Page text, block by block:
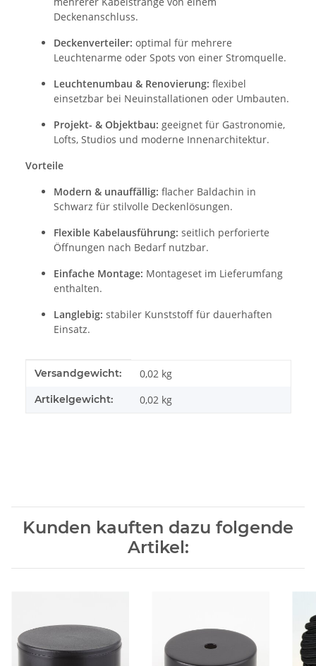
Deckenanschluss.
Deckenverteiler: optimal für mehrere
Leuchtenarme oder Spots von einer Stromquelle.
Leuchtenumbau & Renovierung: flexibel
einsetzbar bei Neuinstallationen oder Umbauten.
Projekt- & Objektbau: geeignet für Gastronomie,
Lofts, Studios und moderne Innenarchitektur.
Vorteile
Modern & unauffällig: flacher Baldachin in
Schwarz für stilvolle Deckenlösungen.
Flexible Kabelausführung: seitlich perforierte
Öffnungen nach Bedarf nutzbar.
Einfache Montage: Montageset im Lieferumfang
enthalten.
Langlebig: stabiler Kunststoff für dauerhaften
Einsatz.
Produkteigenschaft
Wert
Versandgewicht: 0,02 kg
Artikelgewicht: 0,02 kg
Kunden kauften dazu folgende
Artikel: